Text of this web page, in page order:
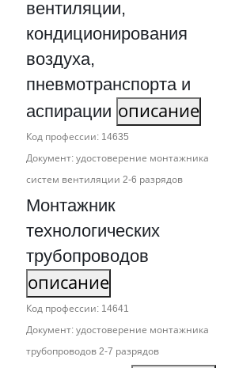
вентиляции,
кондиционирования
воздуха,
пневмотранспорта и
аспирации описание
Код профессии: 14635
Документ: удостоверение монтажника
систем вентиляции 2‑6 разрядов
Монтажник
технологических
трубопроводов
описание
Код профессии: 14641
Документ: удостоверение монтажника
трубопроводов 2‑7 разрядов